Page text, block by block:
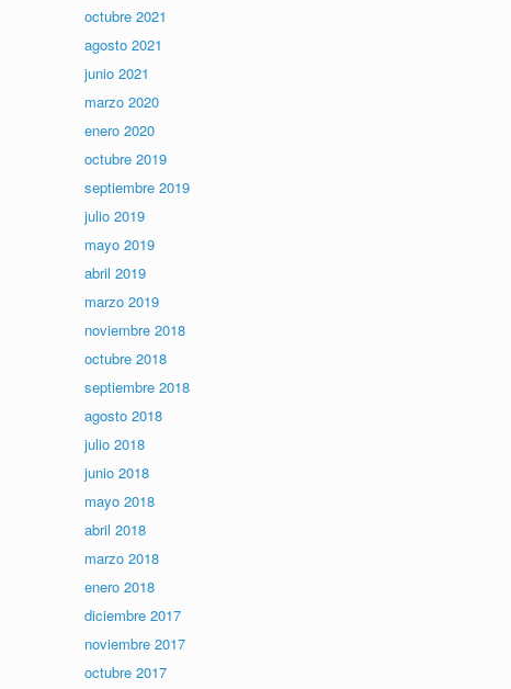
octubre 2021
agosto 2021
junio 2021
marzo 2020
enero 2020
octubre 2019
septiembre 2019
julio 2019
mayo 2019
abril 2019
marzo 2019
noviembre 2018
octubre 2018
septiembre 2018
agosto 2018
julio 2018
junio 2018
mayo 2018
abril 2018
marzo 2018
enero 2018
diciembre 2017
noviembre 2017
octubre 2017